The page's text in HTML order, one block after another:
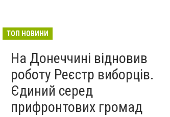
змушують робити селфі та
правозахисники звернулися
до МОН
Вчора
ТОП НОВИНИ
На Донеччині відновив
роботу Реєстр виборців.
Єдиний серед
прифронтових громад